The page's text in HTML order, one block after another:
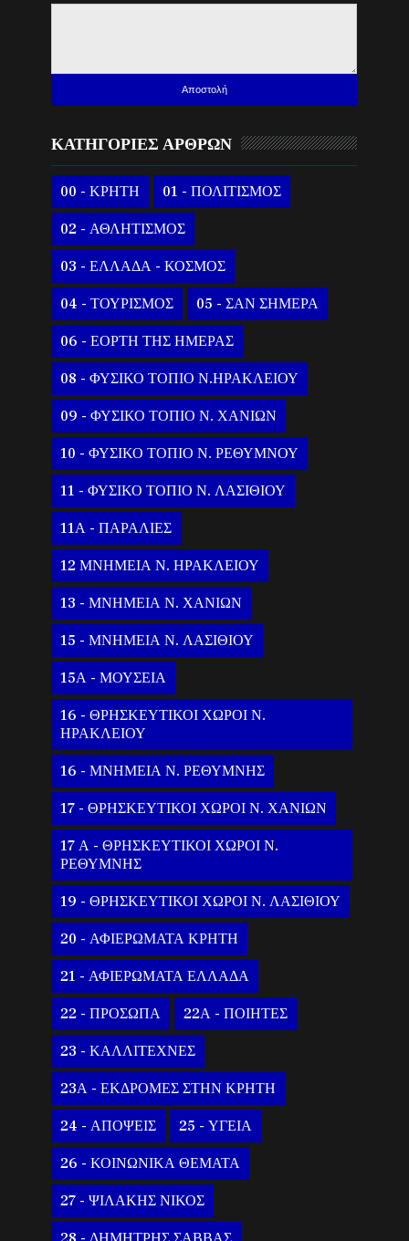
ΚΑΤΗΓΟΡΙΕΣ ΑΡΘΡΩΝ
00 - ΚΡΗΤΗ 01 - ΠΟΛΙΤΙΣΜΟΣ
02 - ΑΘΛΗΤΙΣΜΟΣ
03 - ΕΛΛΑΔΑ - ΚΟΣΜΟΣ
04 - ΤΟΥΡΙΣΜΟΣ 05 - ΣΑΝ ΣΗΜΕΡΑ
06 - ΕΟΡΤΗ ΤΗΣ ΗΜΕΡΑΣ
08 - ΦΥΣΙΚΟ ΤΟΠΙΟ Ν.ΗΡΑΚΛΕΙΟΥ
09 - ΦΥΣΙΚΟ ΤΟΠΙΟ Ν. ΧΑΝΙΩΝ
10 - ΦΥΣΙΚΟ ΤΟΠΙΟ Ν. ΡΕΘΥΜΝΟΥ
11 - ΦΥΣΙΚΟ ΤΟΠΙΟ Ν. ΛΑΣΙΘΙΟΥ
11Α - ΠΑΡΑΛΙΕΣ
12 ΜΝΗΜΕΙΑ Ν. ΗΡΑΚΛΕΙΟΥ
13 - ΜΝΗΜΕΙΑ Ν. ΧΑΝΙΩΝ
15 - ΜΝΗΜΕΙΑ Ν. ΛΑΣΙΘΙΟΥ
15Α - ΜΟΥΣΕΙΑ
16 - ΘΡΗΣΚΕΥΤΙΚΟΙ ΧΩΡΟΙ Ν.
ΗΡΑΚΛΕΙΟΥ
16 - ΜΝΗΜΕΙΑ Ν. ΡΕΘΥΜΝΗΣ
17 - ΘΡΗΣΚΕΥΤΙΚΟΙ ΧΩΡΟΙ Ν. ΧΑΝΙΩΝ
17 Α - ΘΡΗΣΚΕΥΤΙΚΟΙ ΧΩΡΟΙ Ν.
ΡΕΘΥΜΝΗΣ
19 - ΘΡΗΣΚΕΥΤΙΚΟΙ ΧΩΡΟΙ Ν. ΛΑΣΙΘΙΟΥ
20 - ΑΦΙΕΡΩΜΑΤΑ ΚΡΗΤΗ
21 - ΑΦΙΕΡΩΜΑΤΑ ΕΛΛΑΔΑ
22 - ΠΡΟΣΩΠΑ 22Α - ΠΟΙΗΤΕΣ
23 - ΚΑΛΛΙΤΕΧΝΕΣ
23Α - ΕΚΔΡΟΜΕΣ ΣΤΗΝ ΚΡΗΤΗ
24 - ΑΠΟΨΕΙΣ 25 - ΥΓΕΙΑ
26 - ΚΟΙΝΩΝΙΚΑ ΘΕΜΑΤΑ
27 - ΨΙΛΑΚΗΣ ΝΙΚΟΣ